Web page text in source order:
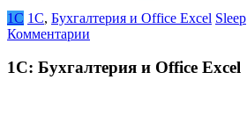
1С 1С, Бухгалтерия и Office Excel Sleep
Комментарии
1С: Бухгалтерия и Office Excel